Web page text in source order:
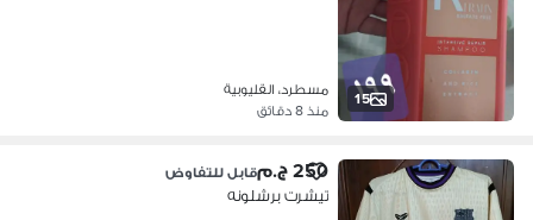
15
مسطرد، القليوبية
منذ 8 دقائق
250 ج.م قابل للتفاوض
تيشرت برشلونه